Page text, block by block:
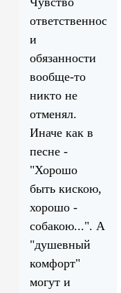
ответственности
и
обязанности
вообще-то
никто не
отменял.
Иначе как в
песне -
"Хорошо
быть кискою,
хорошо -
собакою...". А
"душевный
комфорт"
могут и